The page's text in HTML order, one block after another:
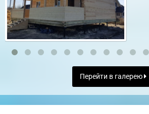
Перейти в галерею